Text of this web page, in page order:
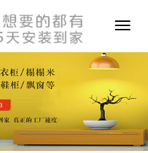
Toggle